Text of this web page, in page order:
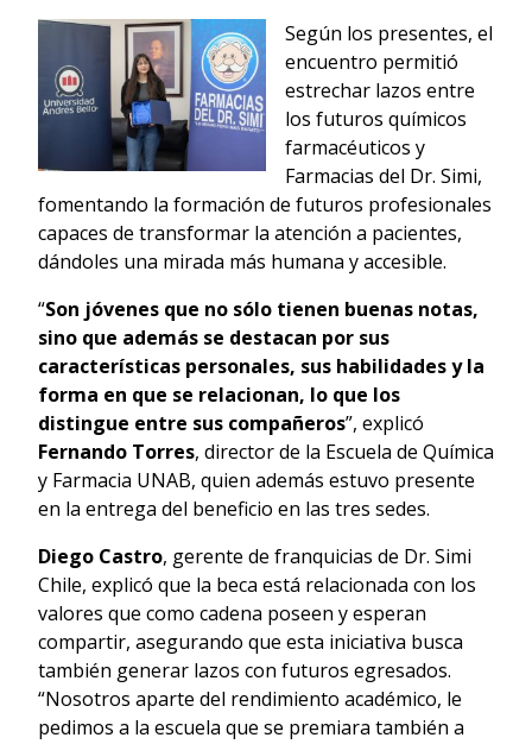
Según los presentes, el
encuentro permitió
estrechar lazos entre
los futuros químicos
farmacéuticos y
Farmacias del Dr. Simi,
fomentando la formación de futuros profesionales
capaces de transformar la atención a pacientes,
dándoles una mirada más humana y accesible.
“Son jóvenes que no sólo tienen buenas notas,
sino que además se destacan por sus
características personales, sus habilidades y la
forma en que se relacionan, lo que los
distingue entre sus compañeros”, explicó
Fernando Torres, director de la Escuela de Química
y Farmacia UNAB, quien además estuvo presente
en la entrega del beneficio en las tres sedes.
Diego Castro, gerente de franquicias de Dr. Simi
Chile, explicó que la beca está relacionada con los
valores que como cadena poseen y esperan
compartir, asegurando que esta iniciativa busca
también generar lazos con futuros egresados.
“Nosotros aparte del rendimiento académico, le
pedimos a la escuela que se premiara también a